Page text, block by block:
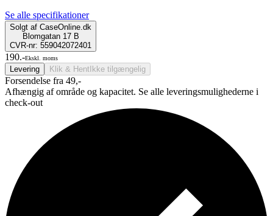
Se alle specifikationer
Solgt af CaseOnline.dk
Blomgatan 17 B
CVR-nr: 559042072401
190.-Ekskl. moms
Levering Klik & Hent Ikke tilgængelig
Forsendelse fra 49,-
Afhængig af område og kapacitet. Se alle leveringsmulighederne i
check-out